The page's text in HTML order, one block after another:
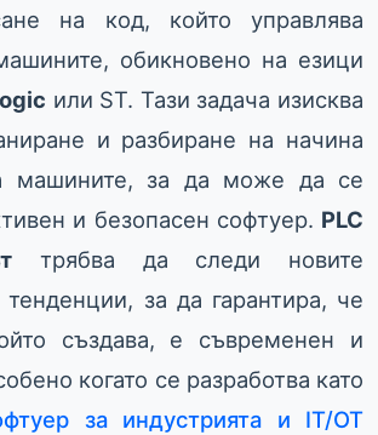
на код, който управлява
обикновено на езици
или ST. Тази задача изисква
и разбиране на начина
машините, за да може да се
и безопасен софтуер. PLC
трябва да следи новите
за да гарантира, че
създава, е съвременен и
когато се разработва като
за индустрията и IT/OT